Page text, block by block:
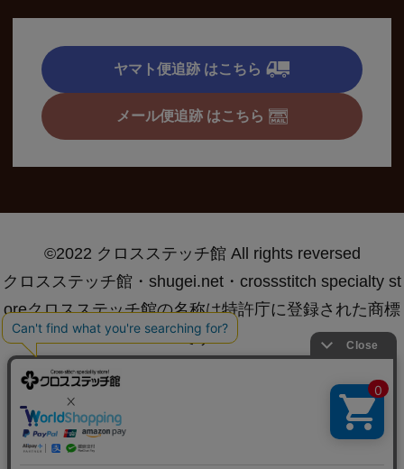
ヤマト便追跡 はこちら
メール便追跡 はこちら
©2022 クロスステッチ館 All rights reversed
クロスステッチ館・shugei.net・crossstitch specialty st
oreクロスステッチ館の名称は特許庁に登録された商標
です®